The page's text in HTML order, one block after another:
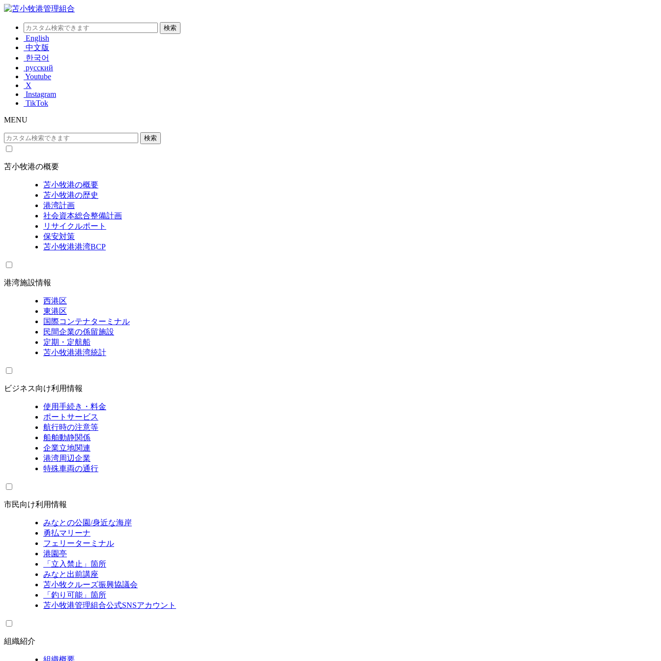
English
中文版
한국어
русский
Youtube
X
Instagram
TikTok
MENU
苫小牧港の概要
苫小牧港の概要
苫小牧港の歴史
港湾計画
社会資本総合整備計画
リサイクルポート
保安対策
苫小牧港港湾BCP
港湾施設情報
西港区
東港区
国際コンテナターミナル
民間企業の係留施設
定期・定航船
苫小牧港港湾統計
ビジネス向け利用情報
使用手続き・料金
ポートサービス
航行時の注意等
船舶動静関係
企業立地関連
港湾周辺企業
特殊車両の通行
市民向け利用情報
みなとの公園/身近な海岸
勇払マリーナ
フェリーターミナル
港園亭
「立入禁止」箇所
みなと出前講座
苫小牧クルーズ振興協議会
「釣り可能」箇所
苫小牧港管理組合公式SNSアカウント
組織紹介
組織概要